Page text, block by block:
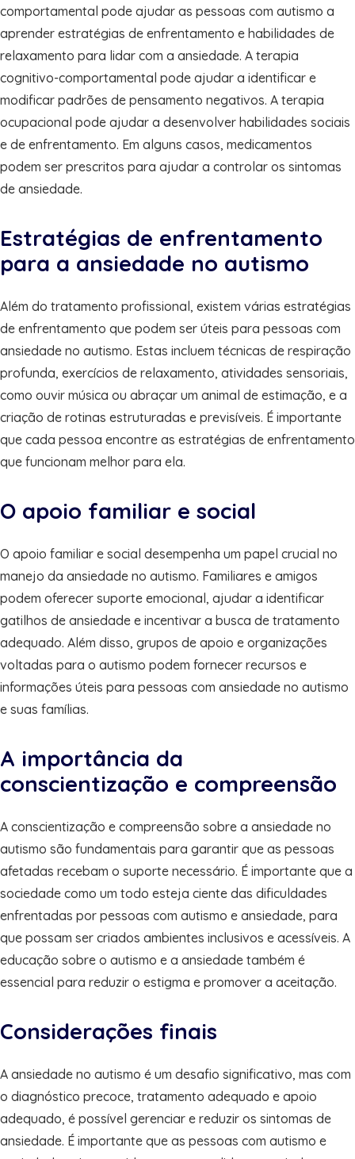
comportamental pode ajudar as pessoas com autismo a
aprender estratégias de enfrentamento e habilidades de
relaxamento para lidar com a ansiedade. A terapia
cognitivo-comportamental pode ajudar a identificar e
modificar padrões de pensamento negativos. A terapia
ocupacional pode ajudar a desenvolver habilidades sociais
e de enfrentamento. Em alguns casos, medicamentos
podem ser prescritos para ajudar a controlar os sintomas
de ansiedade.
Estratégias de enfrentamento
para a ansiedade no autismo
Além do tratamento profissional, existem várias estratégias
de enfrentamento que podem ser úteis para pessoas com
ansiedade no autismo. Estas incluem técnicas de respiração
profunda, exercícios de relaxamento, atividades sensoriais,
como ouvir música ou abraçar um animal de estimação, e a
criação de rotinas estruturadas e previsíveis. É importante
que cada pessoa encontre as estratégias de enfrentamento
que funcionam melhor para ela.
O apoio familiar e social
O apoio familiar e social desempenha um papel crucial no
manejo da ansiedade no autismo. Familiares e amigos
podem oferecer suporte emocional, ajudar a identificar
gatilhos de ansiedade e incentivar a busca de tratamento
adequado. Além disso, grupos de apoio e organizações
voltadas para o autismo podem fornecer recursos e
informações úteis para pessoas com ansiedade no autismo
e suas famílias.
A importância da
conscientização e compreensão
A conscientização e compreensão sobre a ansiedade no
autismo são fundamentais para garantir que as pessoas
afetadas recebam o suporte necessário. É importante que a
sociedade como um todo esteja ciente das dificuldades
enfrentadas por pessoas com autismo e ansiedade, para
que possam ser criados ambientes inclusivos e acessíveis. A
educação sobre o autismo e a ansiedade também é
essencial para reduzir o estigma e promover a aceitação.
Considerações finais
A ansiedade no autismo é um desafio significativo, mas com
o diagnóstico precoce, tratamento adequado e apoio
adequado, é possível gerenciar e reduzir os sintomas de
ansiedade. É importante que as pessoas com autismo e